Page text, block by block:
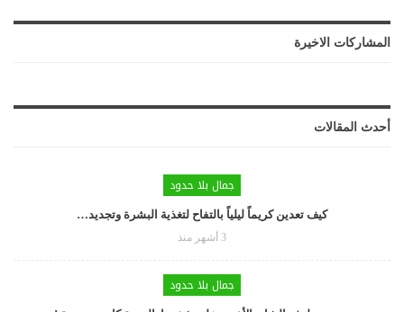
المشاركات الاخيرة
أحدث المقالات
جمال بلا حدود
كيف تعدين كريماً ليلياً بالتفاح لتغذية البشرة وتجديد…
3 أشهر منذ
جمال بلا حدود